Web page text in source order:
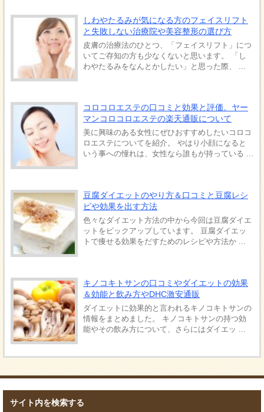
しわやたるみが気になる方のフェイスリフト
と失敗しない治療院や美容整形の選び方
皮膚の治療法のひとつ、「フェイスリフト」につ
いてご存知の方も少なくないと思います。 「し
わやたるみをなんとかしたい」と思った際、 ...
コロコロエステの口コミと効果と評価。ヤー
マンコロコロエステの楽天通販について
美に興味のある女性にぜひおすすめしたいコロコ
ロエステについてを紹介。 やはり小顔になると
いう事への憧れは、女性なら誰もが持っている ...
豆腐ダイエットのやり方＆口コミと豆腐レシ
ピや効果を出す方法
色々なダイエット方法の中から今回は豆腐ダイエ
ットをピックアップしています。 豆腐ダイエッ
トで痩せる効果をだすためのレシピや方法か ...
キノコキトサンの口コミやダイエットの効果
＆効能と飲み方やDHC激安通販
ダイエットに効果的と言われるキノコキトサンの
情報をまとめました。 キノコキトサンの持つ効
能やその飲み方について、さらにはダイエッ ...
サイト内を検索する